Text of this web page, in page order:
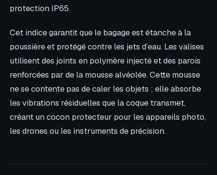
protection IP65.
Cet indice garantit que le bagage est étanche à la
poussière et protégé contre les jets d’eau. Les valises
utilisent des joints en polymère injecté et des parois
renforcées par de la mousse alvéolée. Cette mousse
ne se contente pas de caler les objets ; elle absorbe
les vibrations résiduelles que la coque transmet,
créant un cocon protecteur pour les appareils photo,
les drones ou les instruments de précision.